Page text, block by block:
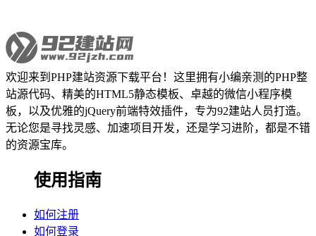
欢迎来到PHP建站资源下载平台！这里拥有小编亲测的PHP整
站源代码、精美的HTML5静态模板、卓越的微信小程序模
板，以及优雅的jQuery前端特效插件，专为92建站人员打造。
无论您是寻找灵感、加速项目开发，还是学习进阶，都是不错
的资源宝库。
使用指南
如何注册
如何登录